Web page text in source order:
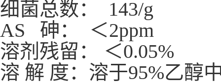
细菌总数： 143/g
AS 砷： ＜2ppm
溶剂残留：
溶 解 度：溶于95%